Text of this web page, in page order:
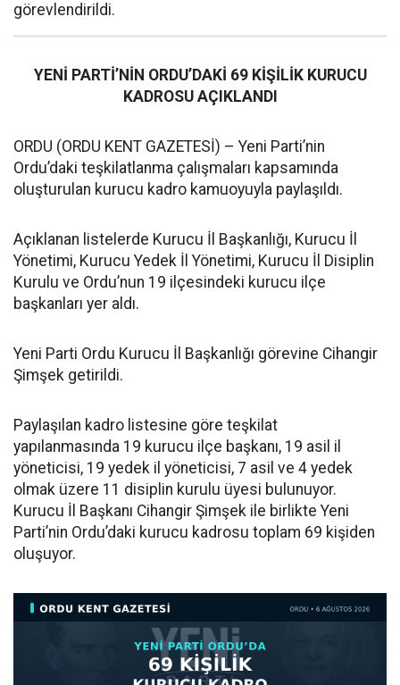
görevlendirildi.
YENİ PARTİ’NİN ORDU’DAKİ 69 KİŞİLİK KURUCU
KADROSU AÇIKLANDI
ORDU (ORDU KENT GAZETESİ) – Yeni Parti’nin
Ordu’daki teşkilatlanma çalışmaları kapsamında
oluşturulan kurucu kadro kamuoyuyla paylaşıldı.
Açıklanan listelerde Kurucu İl Başkanlığı, Kurucu İl
Yönetimi, Kurucu Yedek İl Yönetimi, Kurucu İl Disiplin
Kurulu ve Ordu’nun 19 ilçesindeki kurucu ilçe
başkanları yer aldı.
Yeni Parti Ordu Kurucu İl Başkanlığı görevine Cihangir
Şimşek getirildi.
Paylaşılan kadro listesine göre teşkilat
yapılanmasında 19 kurucu ilçe başkanı, 19 asil il
yöneticisi, 19 yedek il yöneticisi, 7 asil ve 4 yedek
olmak üzere 11 disiplin kurulu üyesi bulunuyor.
Kurucu İl Başkanı Cihangir Şimşek ile birlikte Yeni
Parti’nin Ordu’daki kurucu kadrosu toplam 69 kişiden
oluşuyor.